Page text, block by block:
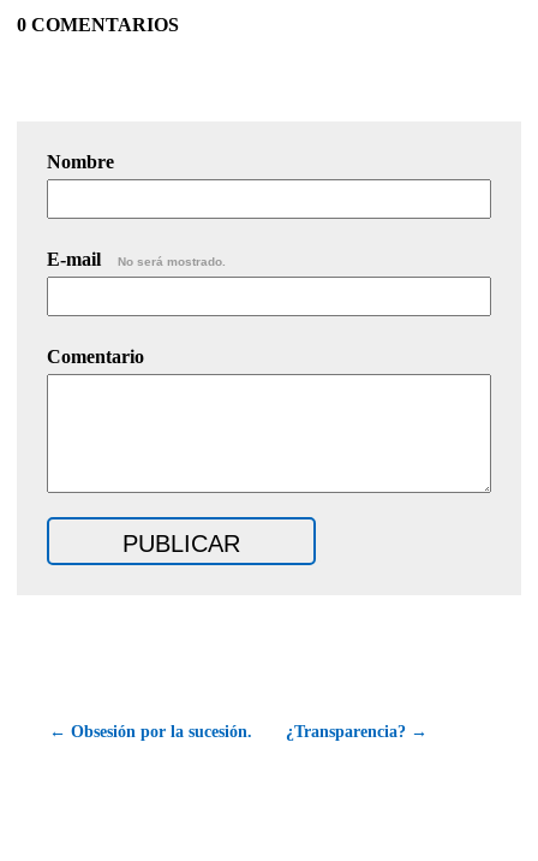
0 COMENTARIOS
Nombre
E-mail No será mostrado.
Comentario
← Obsesión por la sucesión. ¿Transparencia? →